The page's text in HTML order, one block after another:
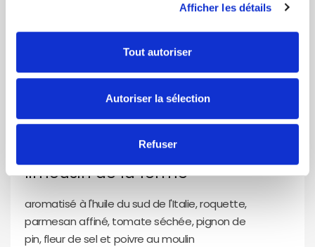
Afficher les détails
Tout autoriser
Autoriser la sélection
Refuser
19,50 €
Le carpaccio tomates à
l'ancienne, la Burrata
pesto maison, crème balsamique et jambon
Le carpaccio de bœuf
limousin de la ferme
aromatisé à l'huile du sud de l'Italie, roquette,
parmesan affiné, tomate séchée, pignon de
pin, fleur de sel et poivre au moulin